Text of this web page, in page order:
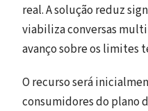
real. A solução reduz
viabiliza conversas
avanço sobre os limites
O recurso será
consumidores do plano